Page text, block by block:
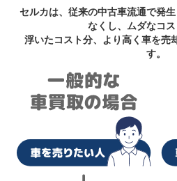
セルカは、従来の中古車流通で発
なくし、ムダなコス
浮いたコスト分、より高く車を売
す。